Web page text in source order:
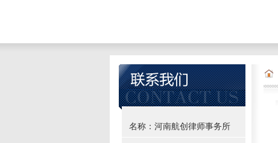
名称：河南航创律师事务所